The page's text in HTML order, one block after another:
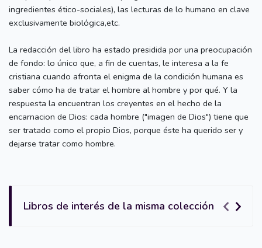
ingredientes ético-sociales), las lecturas de lo humano en clave
exclusivamente biológica,etc.
La redacción del libro ha estado presidida por una preocupación
de fondo: lo único que, a fin de cuentas, le interesa a la fe
cristiana cuando afronta el enigma de la condición humana es
saber cómo ha de tratar el hombre al hombre y por qué. Y la
respuesta la encuentran los creyentes en el hecho de la
encarnacion de Dios: cada hombre ("imagen de Dios") tiene que
ser tratado como el propio Dios, porque éste ha querido ser y
dejarse tratar como hombre.
Libros de interés de la misma colección